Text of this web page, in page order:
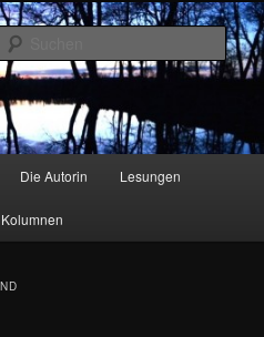
– Autorin
Die Autorin Lesungen
Kolumnen